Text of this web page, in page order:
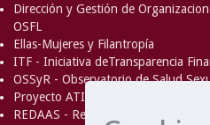
Dirección y Gestión de
OSFL
Ellas-Mujeres y Filantropía
ITF - Iniciativa deTransparencia
OSSyR - Observatorio de Salud
Proyecto ATICA
REDAAS - Red de Acceso al Aborto